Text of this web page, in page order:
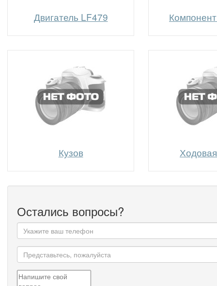
Двигатель LF479
Кузов
Остались вопросы?